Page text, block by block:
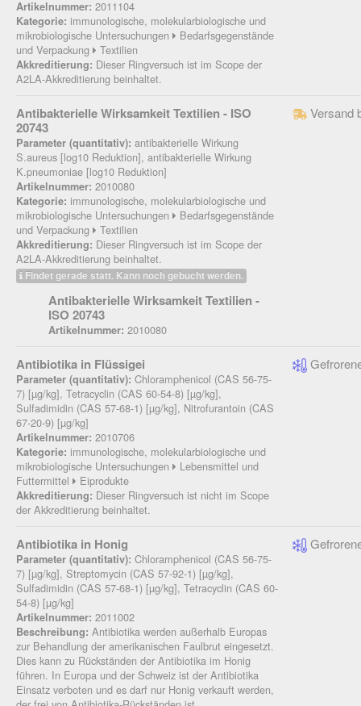
Artikelnummer: 2011104
Kategorie: immunologische, molekularbiologische und
mikrobiologische Untersuchungen
Bedarfsgegenstände
und Verpackung
Textilien
Akkreditierung: Dieser Ringversuch ist im Scope der
A2LA-Akkreditierung beinhaltet.
Antibakterielle Wirksamkeit Textilien - ISO
20743
Parameter (quantitativ): antibakterielle Wirkung
S.aureus [log10 Reduktion], antibakterielle Wirkung
K.pneumoniae [log10 Reduktion]
Artikelnummer: 2010080
Kategorie: immunologische, molekularbiologische und
mikrobiologische Untersuchungen
Bedarfsgegenstände
und Verpackung
Textilien
Akkreditierung: Dieser Ringversuch ist im Scope der
A2LA-Akkreditierung beinhaltet.
Findet gerade statt. Kann noch gebucht werden.
Versand
Antibakterielle Wirksamkeit Textilien -
ISO 20743
Artikelnummer: 2010080
Antibiotika in Flüssigei
Parameter (quantitativ): Chloramphenicol (CAS 56-75-
7) [µg/kg], Tetracyclin (CAS 60-54-8) [µg/kg],
Sulfadimidin (CAS 57-68-1) [µg/kg], Nitrofurantoin (CAS
67-20-9) [µg/kg]
Artikelnummer: 2010706
Kategorie: immunologische, molekularbiologische und
mikrobiologische Untersuchungen
Lebensmittel und
Futtermittel
Eiprodukte
Akkreditierung: Dieser Ringversuch ist nicht im Scope
der Akkreditierung beinhaltet.
Antibiotika in Honig
Parameter (quantitativ): Chloramphenicol (CAS 56-75-
7) [µg/kg], Streptomycin (CAS 57-92-1) [µg/kg],
Sulfadimidin (CAS 57-68-1) [µg/kg], Tetracyclin (CAS 60-
54-8) [µg/kg]
Artikelnummer: 2011002
Beschreibung: Antibiotika werden außerhalb Europas
zur Behandlung der amerikanischen Faulbrut eingesetzt.
Dies kann zu Rückständen der Antibiotika im Honig
führen. In Europa und der Schweiz ist der Antibiotika
Einsatz verboten und es darf nur Honig verkauft werden,